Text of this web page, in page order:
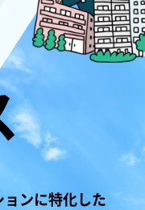
ンに特化した